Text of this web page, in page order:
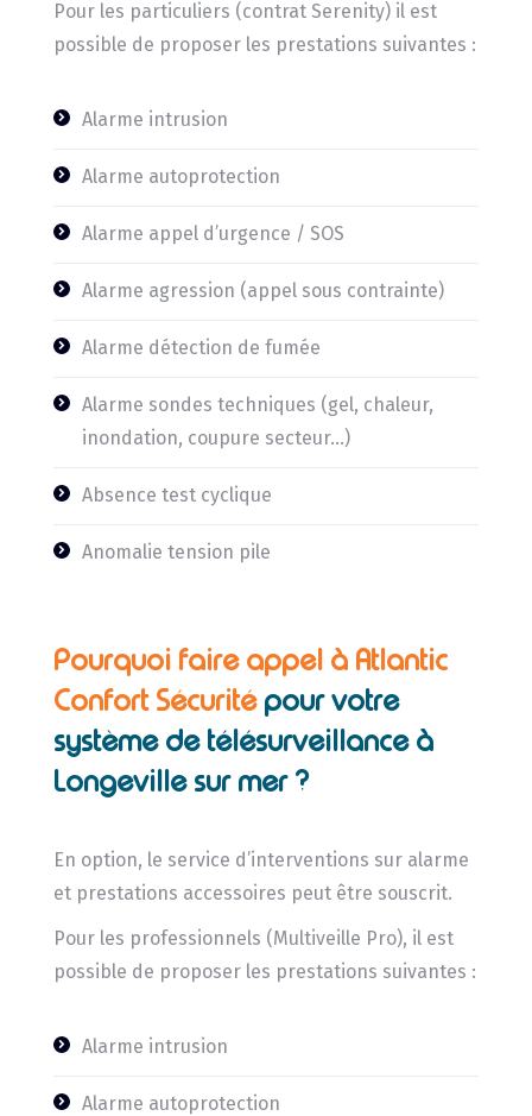
Pour les particuliers (contrat Serenity) il est
possible de proposer les prestations suivantes :
Alarme intrusion
Alarme autoprotection
Alarme appel d’urgence / SOS
Alarme agression (appel sous contrainte)
Alarme détection de fumée
Alarme sondes techniques (gel, chaleur,
inondation, coupure secteur…)
Absence test cyclique
Anomalie tension pile
Pourquoi faire appel à Atlantic
Confort Sécurité pour votre
système de télésurveillance à
Longeville sur mer ?
En option, le service d’interventions sur alarme
et prestations accessoires peut être souscrit.
Pour les professionnels (Multiveille Pro), il est
possible de proposer les prestations suivantes :
Alarme intrusion
Alarme autoprotection